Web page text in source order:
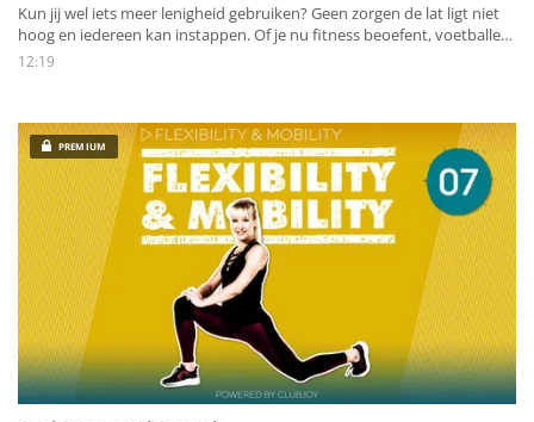
Kun jij wel iets meer lenigheid gebruiken? Geen zorgen de lat ligt niet
hoog en iedereen kan instappen. Of je nu fitness beoefent, voetballer
of danser bent, een beetje leniger worden in twaalf minuten is voor
12:19
PREMIUM